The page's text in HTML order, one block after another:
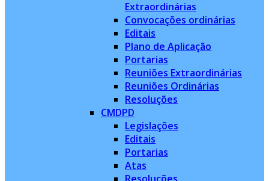
Extraordinárias
Convocações ordinárias
Editais
Plano de Aplicação
Portarias
Reuniões Extraordinárias
Reuniões Ordinárias
Resoluções
CMDPD
Legislações
Editais
Portarias
Atas